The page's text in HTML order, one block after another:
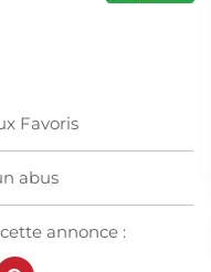
Favoris
abus
annonce :